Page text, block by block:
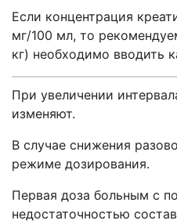
Если концентрация
мг/100 мл, то
кг) необходимо вводить
При увеличении
изменяют.
В случае снижения
режиме дозирования.
Первая доза больным с
недостаточностью